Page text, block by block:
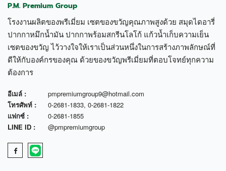
P.M. Premium Group
โรงงานผลิตของพรีเมี่ยม เซตของขวัญคุณภาพสูงด้วย สมุดไดอารี่
ปากกาหมึกน้ำมัน ปากกาพร้อมสกรีนโลโก้ แก้วน้ำเก็บความเย็น
เซตของขวัญ ไว้วางใจให้เราเป็นส่วนหนึ่งในการสร้างภาพลักษณ์ที่
ดีให้กับองค์กรของคุณ ด้วยของขวัญพรีเมี่ยมที่ตอบโจทย์ทุกความ
ต้องการ
อีเมล์ :
pmpremiumgroup9@hotmail.com
โทรศัพท์ :
0-2681-1833, 0-2681-1822
แฟกซ์ :
0-2681-1855
LINE ID :
@pmpremiumgroup